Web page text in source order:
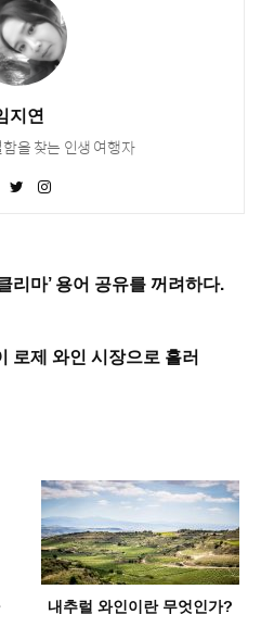
지연
을 찾는 인생 여행자
리마’ 용어 공유를 꺼려하다.
로제 와인 시장으로 흘러
내추럴 와인이란 무엇인가?